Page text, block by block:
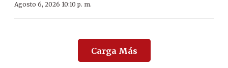
Agosto 6, 2026 10:10 p. m.
Carga Más